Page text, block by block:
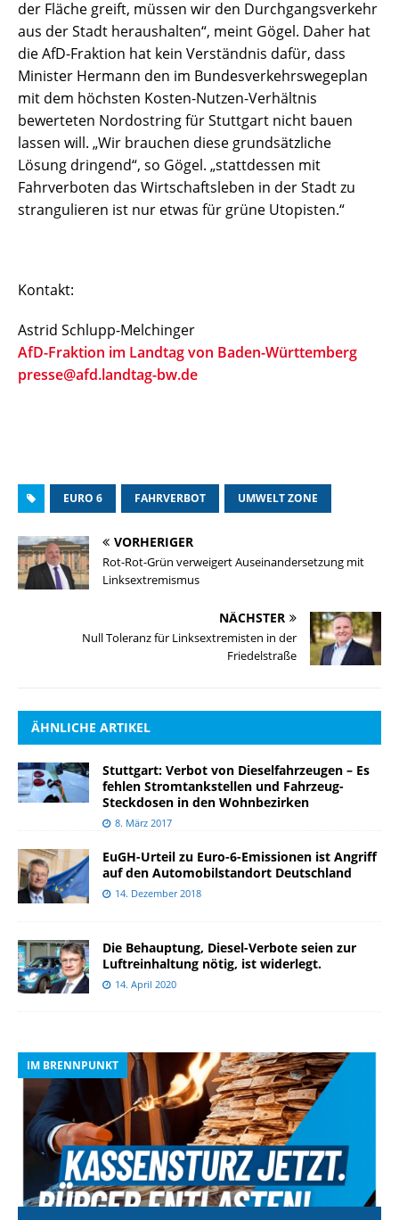
der Fläche greift, müssen wir den Durchgangsverkehr
aus der Stadt heraushalten“, meint Gögel. Daher hat
die AfD-Fraktion hat kein Verständnis dafür, dass
Minister Hermann den im Bundesverkehrswegeplan
mit dem höchsten Kosten-Nutzen-Verhältnis
bewerteten Nordostring für Stuttgart nicht bauen
lassen will. „Wir brauchen diese grundsätzliche
Lösung dringend“, so Gögel. „stattdessen mit
Fahrverboten das Wirtschaftsleben in der Stadt zu
strangulieren ist nur etwas für grüne Utopisten.“
Kontakt:
Astrid Schlupp-Melchinger
AfD-Fraktion im Landtag von Baden-Württemberg
presse@afd.landtag-bw.de
EURO 6 FAHRVERBOT UMWELT ZONE
VORHERIGER
Rot-Rot-Grün verweigert Auseinandersetzung mit
Linksextremismus
NÄCHSTER
Null Toleranz für Linksextremisten in der
Friedelstraße
ÄHNLICHE ARTIKEL
Stuttgart: Verbot von Dieselfahrzeugen – Es
fehlen Stromtankstellen und Fahrzeug-
Steckdosen in den Wohnbezirken
8. März 2017
EuGH-Urteil zu Euro-6-Emissionen ist Angriff
auf den Automobilstandort Deutschland
14. Dezember 2018
Die Behauptung, Diesel-Verbote seien zur
Luftreinhaltung nötig, ist widerlegt.
14. April 2020
IM BRENNPUNKT